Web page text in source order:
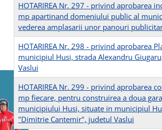
HOTARIREA Nr. 297 - privind aprobarea
mp apartinand domeniului public al
vederea amplasarii unor panouri
HOTARIREA Nr. 298 - privind aprobarea
municipiul Husi, strada Alexandru
Vaslui
HOTARIREA Nr. 299 - privind aprobarea
mp fiecare, pentru construirea a doua
municipiului Husi, situate in municipiul
"Dimitrie Cantemir", judetul Vaslui